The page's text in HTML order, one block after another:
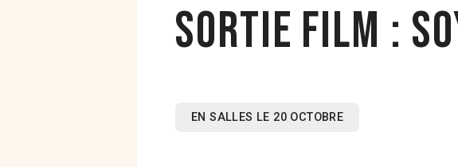
Sortie film :
EN SALLES LE 20 OCTOBRE